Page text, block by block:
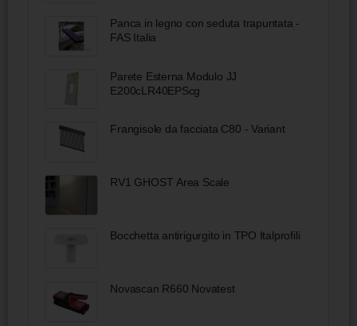
Panca in legno con seduta trapuntata -
FAS Italia
Parete Esterna Modulo JJ
E200cLR40EPScg
Frangisole da facciata C80 - Variant
RV1 GHOST Area Scale
Bocchetta antirigurgito in TPO Italprofili
Novascan R660 Novatest